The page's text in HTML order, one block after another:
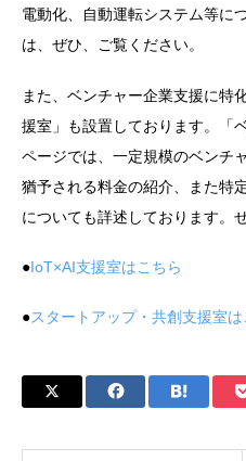
電動化、自動運転システム等に
は、ぜひ、ご覧ください。
また、ベンチャー企業支援に特
援室」も設置しております。「
ページでは、一定規模のベンチ
猶予される料金の紹介、また特
についても詳述しております。
●IoT×AI支援室はこちら
●スタートアップ・共創支援室は